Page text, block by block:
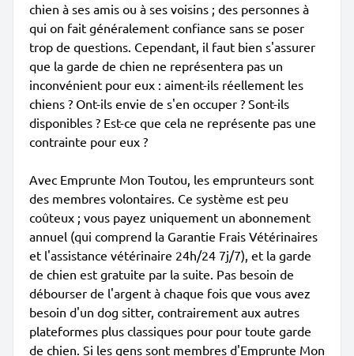
chien à ses amis ou à ses voisins ; des personnes à
qui on fait généralement confiance sans se poser
trop de questions. Cependant, il faut bien s'assurer
que la garde de chien ne représentera pas un
inconvénient pour eux : aiment-ils réellement les
chiens ? Ont-ils envie de s'en occuper ? Sont-ils
disponibles ? Est-ce que cela ne représente pas une
contrainte pour eux ?
Avec Emprunte Mon Toutou, les emprunteurs sont
des membres volontaires. Ce système est peu
coûteux ; vous payez uniquement un abonnement
annuel (qui comprend la Garantie Frais Vétérinaires
et l'assistance vétérinaire 24h/24 7j/7), et la garde
de chien est gratuite par la suite. Pas besoin de
débourser de l'argent à chaque fois que vous avez
besoin d'un dog sitter, contrairement aux autres
plateformes plus classiques pour pour toute garde
de chien. Si les gens sont membres d'Emprunte Mon